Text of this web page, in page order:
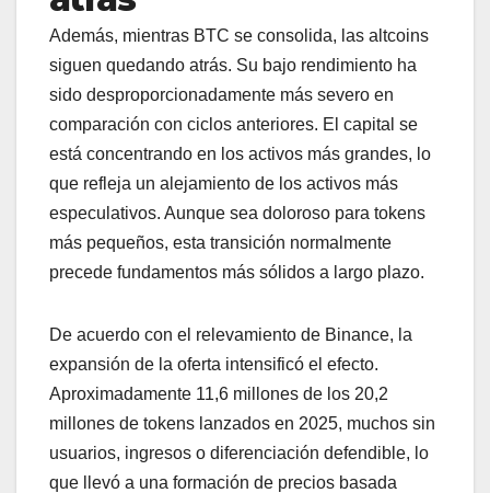
Además, mientras BTC se consolida, las altcoins
siguen quedando atrás. Su bajo rendimiento ha
sido desproporcionadamente más severo en
comparación con ciclos anteriores. El capital se
está concentrando en los activos más grandes, lo
que refleja un alejamiento de los activos más
especulativos. Aunque sea doloroso para tokens
más pequeños, esta transición normalmente
precede fundamentos más sólidos a largo plazo.
De acuerdo con el relevamiento de Binance, la
expansión de la oferta intensificó el efecto.
Aproximadamente 11,6 millones de los 20,2
millones de tokens lanzados en 2025, muchos sin
usuarios, ingresos o diferenciación defendible, lo
que llevó a una formación de precios basada